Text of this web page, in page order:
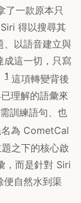
了一款原本只
得以搜尋其
、以語音建立與
這一切，只寫
1 這項轉變背後
理解的語彙來
訓練語句、也
為 CometCal
之下的核心啟
，而是針對 Siri
便自然水到渠